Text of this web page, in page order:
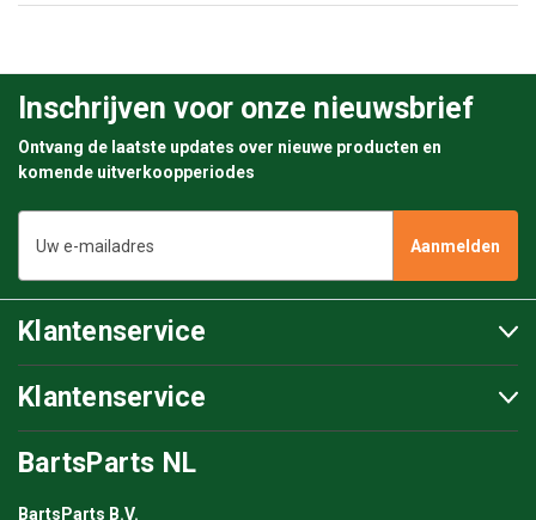
Inschrijven voor onze nieuwsbrief
Ontvang de laatste updates over nieuwe producten en
komende uitverkoopperiodes
mailadres
Klantenservice
Klantenservice
BartsParts NL
BartsParts B.V.